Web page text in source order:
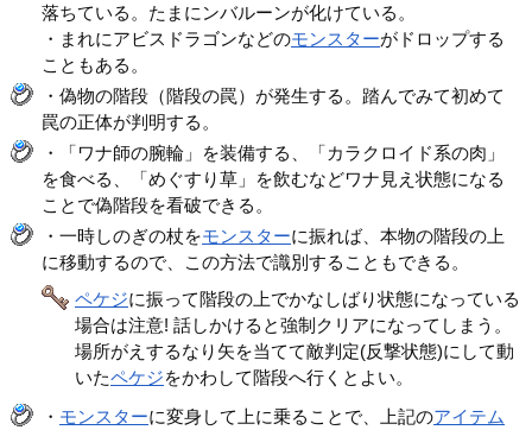
落ちている。たまにンバルーンが化けている。
・まれにアビスドラゴンなどのモンスターがドロップする
こともある。
・偽物の階段（階段の罠）が発生する。踏んでみて初めて
罠の正体が判明する。
・「ワナ師の腕輪」を装備する、「カラクロイド系の肉」
を食べる、「めぐすり草」を飲むなどワナ見え状態になる
ことで偽階段を看破できる。
・一時しのぎの杖をモンスターに振れば、本物の階段の上
に移動するので、この方法で識別することもできる。
ペケジに振って階段の上でかなしばり状態になっている
場合は注意! 話しかけると強制クリアになってしまう。
場所がえするなり矢を当てて敵判定(反撃状態)にして動
いたペケジをかわして階段へ行くとよい。
・ モンスターに変身して上に乗ることで、上記のアイテム